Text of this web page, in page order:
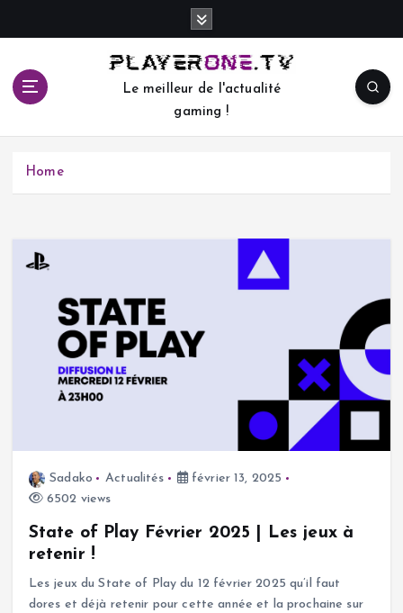
c
Le meilleur de l'actualité
gaming !
Home
Sadako Actualités
février 13, 2025
6502 views
State of Play Février 2025 | Les jeux à
retenir !
Les jeux du State of Play du 12 février 2025 qu’il faut
dores et déjà retenir pour cette année et la prochaine sur